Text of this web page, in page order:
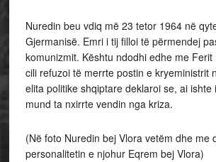
Nuredin beu vdiq më 23 tetor 1964 në
Gjermanisë. Emri i tij filloi të përmendej
komunizmit. Kështu ndodhi edhe me Ferit
cili refuzoi të merrte postin e kryeministrit
elita politike shqiptare deklaroi se, ai
mund ta nxirrte vendin nga kriza.
(Në foto Nuredin bej Vlora vetëm dhe me
personalitetin e njohur Eqrem bej Vlora)